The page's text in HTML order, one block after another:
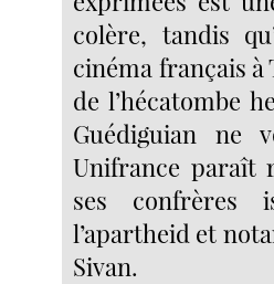
colère, tandis
cinéma français à
de l’hécatombe
Guédiguian ne
Unifrance paraît
ses confrères
l’apartheid et
Sivan.